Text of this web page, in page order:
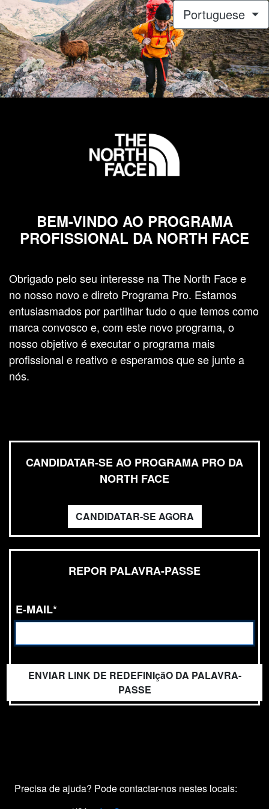
Portuguese
BEM-VINDO AO PROGRAMA
PROFISSIONAL DA NORTH FACE
Obrigado pelo seu interesse na The North Face e
no nosso novo e direto Programa Pro. Estamos
entusiasmados por partilhar tudo o que temos como
marca convosco e, com este novo programa, o
nosso objetivo é executar o programa mais
profissional e reativo e esperamos que se junte a
nós.
CANDIDATAR-SE AO PROGRAMA PRO DA
NORTH FACE
CANDIDATAR-SE AGORA
REPOR PALAVRA-PASSE
E-MAIL*
ENVIAR LINK DE REDEFINIçãO DA PALAVRA-
PASSE
Precisa de ajuda? Pode contactar-nos nestes locais: